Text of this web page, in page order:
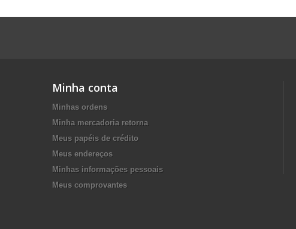
Minha conta
Minhas ordens
Minha mercadoria retorna
Meus papéis de crédito
Meus endereços
Minhas informações pessoais
Meus comprovantes